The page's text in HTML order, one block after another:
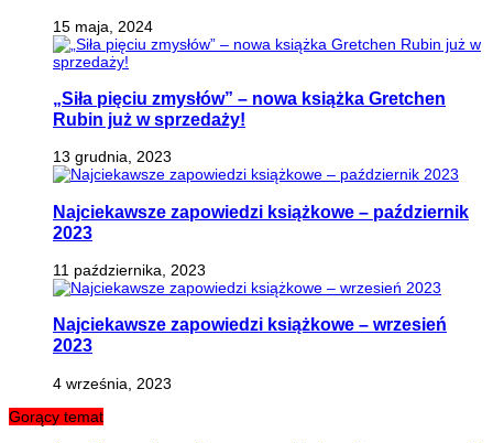
15 maja, 2024
„Siła pięciu zmysłów” – nowa książka Gretchen
Rubin już w sprzedaży!
13 grudnia, 2023
Najciekawsze zapowiedzi książkowe – październik
2023
11 października, 2023
Najciekawsze zapowiedzi książkowe – wrzesień
2023
4 września, 2023
Gorący temat